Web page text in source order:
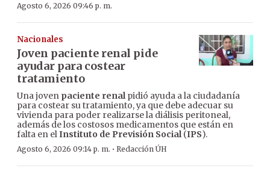
Agosto 6, 2026 09:46 p. m.
Nacionales
Joven paciente renal pide
ayudar para costear
tratamiento
Una joven paciente renalpidió ayuda a la ciudadanía
para costear su tratamiento, ya que debe adecuar su
vivienda para poder realizarse la diálisis peritoneal,
además de los costosos medicamentos que están en
falta en elInstituto de Previsión Social(IPS).
Agosto 6, 2026 09:14 p. m. · Redacción ÚH